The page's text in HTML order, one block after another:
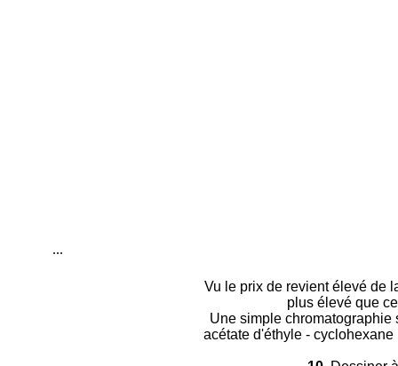
...
Vu le prix de revient élevé de
plus élevé que
Une simple
acétate d'éthyle -